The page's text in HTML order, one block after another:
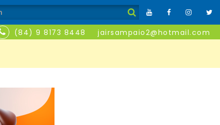
(84) 9 8173 8448 jairsampaio2@hotmail.com